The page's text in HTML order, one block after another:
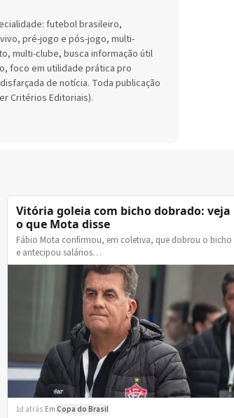
futebol brasileiro,
pré-jogo e pós-jogo, multi-
multi-clube, busca informação útil
foco em utilidade prática pro
de notícia. Toda publicação
Critérios Editoriais).
Vitória goleia com bicho dobrado: veja
o que Mota disse
Fábio Mota confirmou, em coletiva, que dobrou o bicho
e antecipou salários…
1d atrás EmCopa do Brasil